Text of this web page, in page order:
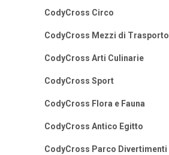
CodyCross Circo
CodyCross Mezzi di Trasporto
CodyCross Arti Culinarie
CodyCross Sport
CodyCross Flora e Fauna
CodyCross Antico Egitto
CodyCross Parco Divertimenti